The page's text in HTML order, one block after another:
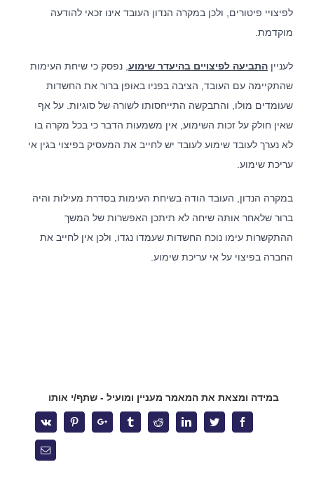
לפיצויי פיטורים, ולכן במקרה הנדון העובד אינו זכאי להודעה
מוקדמת.
לעניין התביעה לפיצויים בהיעדר שימוע , נפסק כי שיחת העימות
שהתקיימה עם העובד, הציבה בפניו באופן ברור את החשדות
שעומדים מולו, והתבקשה התייחסותו לשורה של סוגיות. על אף
שאין חולק על זכות השימוע, אין משמעות הדבר כי בכל מקרה בו
לא נערך לעובד שימוע לעובד יש לחייב את המעסיק בפיצוי בגין אי
עריכת שימוע.
במקרה הנדון, העובד הודה בשיחת העימות בסדרת מעילות והיה
ברור שלאחר אותה שיחה לא תיתכן האפשרות של המשך
ההתקשרות עימו נוכח החשדות שעמדו נגדו, ולכן אין לחייב את
החברה בפיצוי על אי עריכת שימוע.
במידה ומצאת את המאמר מעניין ומועיל - שתף/י אותו
Facebook
Twitter
Linkedin
Reddit
Tumblr
Google+
Pinterest
Vk
Email
אודות המשרד
לצד מערך השירותים המקצועיים, מציע המשרד ללקוחותיו הכוונה
משפטית אסטרטגית, רשת קשרים ענפה והתמחות ייחודית בתחום
המשפט הקיבוצי. הצוות המוביל של המשרד שימש בתפקידים